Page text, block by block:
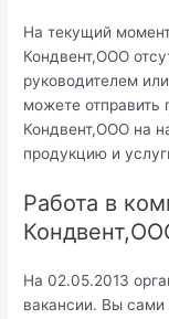
На текущий
Кондвент,ООО
руководителем
можете
Кондвент,ООО на
продукцию и
Работа в
На 02.05.2013
вакансии. Вы